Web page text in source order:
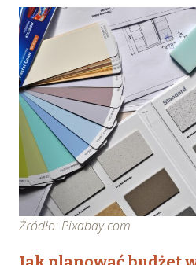
Źródło: Pixabay.com